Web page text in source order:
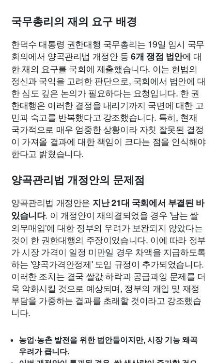
국무총리의 재의 요구 배경
한덕수 대통령 권한대행 국무총리는 19일 임시 국무
회의에서 양곡관리법 개정안 등6개 쟁점 법안에 대
한 재의 요구를 국회에 제출했습니다. 이는 헌법의
정신과 국익을 고려한 판단으로, 국회에서 법안에 대
한 심도 깊은 논의가 필요하다는 요청입니다. 한 권
한대행은 이러한 결정을 내리기까지 국면에 대한 고
민과 숙고를 반복했다고 강조했습니다. 특히, 현재
국가적으로 매우 엄중한 상황이라 자칫 잘못된 결정
이 가져올 결과에 대한 책임이 크다는 점을 인식해야
한다고 밝혔습니다.
양곡관리법 개정안의 문제점
양곡관리법 개정안은 지난 21대 국회에서 부결된 바
있습니다. 이 개정안이 재의결되었을 경우 '남는 쌀
의무매입'에 대한 정부의 우려가 보완되지 않았다는
것이 한 권한대행의 주장이었습니다. 이에 따라 정부
가 시장 가격이 일정 미만일 경우 차액을 지급하도록
하는 '양곡가격안정제' 도입 규정이 추가되었습니다.
이러한 조치는 결국 쌀값 하락과 공급과잉 문제를 더
욱 악화시킬 것으로 예상되며, 정부의 개입 및 재정
부담을 가중하는 결과를 초래할 것이라고 강조했습
니다.
농업·농촌 발전을 위한 법안들이지만, 시장 기능 왜곡
우려가 큽니다.